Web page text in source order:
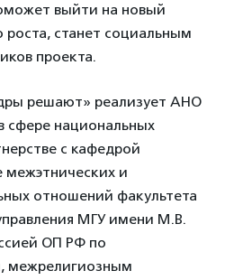
выйти на новый
роста, станет социальным
проекта.
решают» реализует АНО
сфере национальных
с кафедрой
межэтнических и
отношений факультета
МГУ имени М.В.
ОП РФ по
межрелигиозным